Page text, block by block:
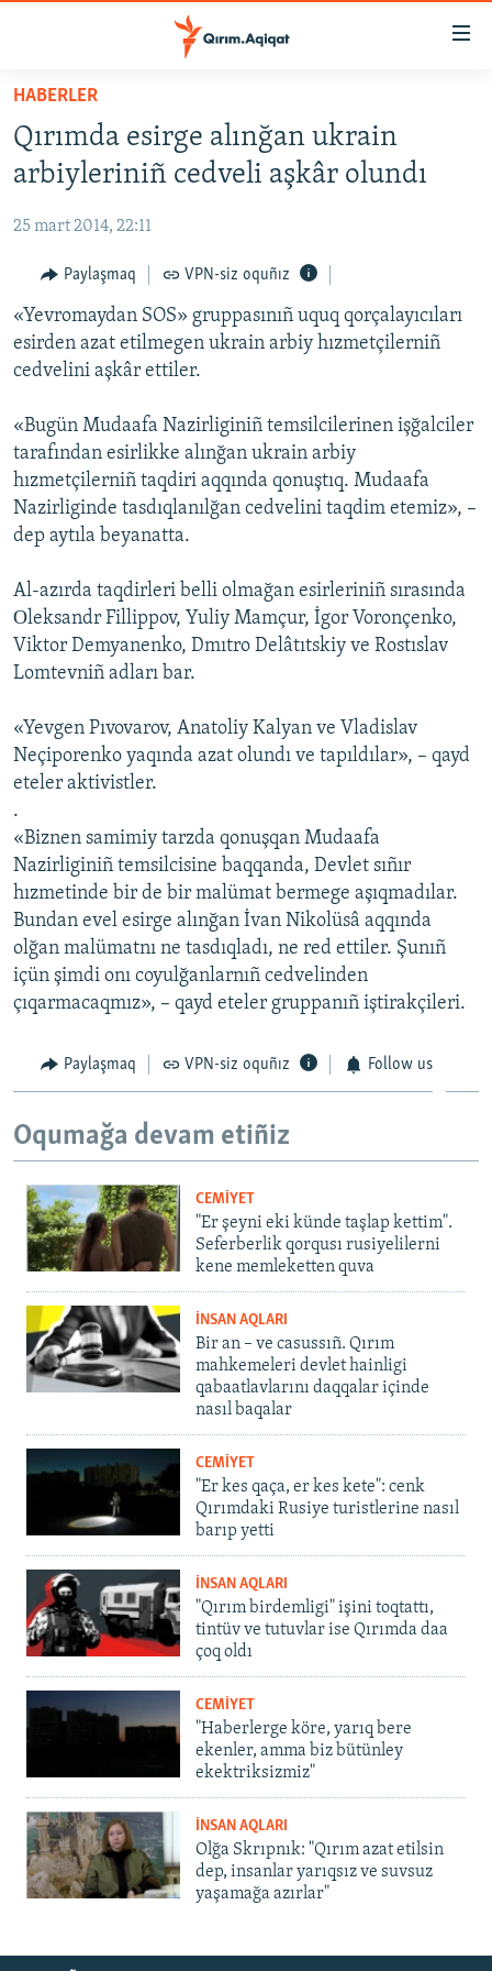
Esas
qaytmaq
Baş
navigatsiyağa
qaytmaq
qaytmaq
HABERLER
SİYASET
İQTİSADİYAT
CEMİYET
MEDENİYET
İNSAN AQLARI
VİDEO
BLOGLAR
FİKİR
Русский
RFE/RS bütün saytları
HABERLER
Qırımda esirge alınğan ukrain
arbiyleriniñ cedveli aşkâr olundı
25 mart 2014, 22:11
Paylaşmaq VPN-siz oquñız
«Yevromaydan SOS» gruppasınıñ uquq qorçalayıcıları
esirden azat etilmegen ukrain arbiy hızmetçilerniñ
cedvelini aşkâr ettiler.
«Bugün Mudaafa Nazirliginiñ temsilcilerinen işğalciler
tarafından esirlikke alınğan ukrain arbiy
hızmetçilerniñ taqdiri aqqında qonuştıq. Mudaafa
Nazirliginde tasdıqlanılğan cedvelini taqdim etemiz», –
dep aytıla beyanatta.
Al-azırda taqdirleri belli olmağan esirleriniñ sırasında
Оleksandr Fillippov, Yuliy Mamçur, İgor Voronçenko,
Viktor Demyanenko, Dmıtro Delâtıtskiy ve Rostıslav
Lomtevniñ adları bar.
«Yevgen Pıvovarov, Anatoliy Kalyan ve Vladislav
Neçiporenko yaqında azat olundı ve tapıldılar», – qayd
eteler aktivistler.
.
«Biznen samimiy tarzda qonuşqan Mudaafa
Nazirliginiñ temsilcisine baqqanda, Devlet sıñır
hızmetinde bir de bir malümat bermege aşıqmadılar.
Bundan evel esirge alınğan İvan Nikolüsâ aqqında
olğan malümatnı ne tasdıqladı, ne red ettiler. Şunıñ
içün şimdi onı coyulğanlarnıñ cedvelinden
çıqarmacaqmız», – qayd eteler gruppanıñ iştirakçileri.
Paylaşmaq VPN-siz oquñız Follow us
Oqumağa devam etiñiz
CEMİYET
"Er şeyni eki künde taşlap kettim".
Seferberlik qorqusı rusiyelilerni
kene memleketten quva
İNSAN AQLARI
Bir an – ve casussıñ. Qırım
mahkemeleri devlet hainligi
qabaatlavlarını daqqalar içinde
nasıl baqalar
CEMİYET
"Er kes qaça, er kes kete": cenk
Qırımdaki Rusiye turistlerine nasıl
barıp yetti
İNSAN AQLARI
"Qırım birdemligi" işini toqtattı,
tintüv ve tutuvlar ise Qırımda daa
çoq oldı
CEMİYET
"Haberlerge köre, yarıq bere
ekenler, amma biz bütünley
ekektriksizmiz"
İNSAN AQLARI
Olğa Skrıpnık: "Qırım azat etilsin
dep, insanlar yarıqsız ve suvsuz
yaşamağa azırlar"